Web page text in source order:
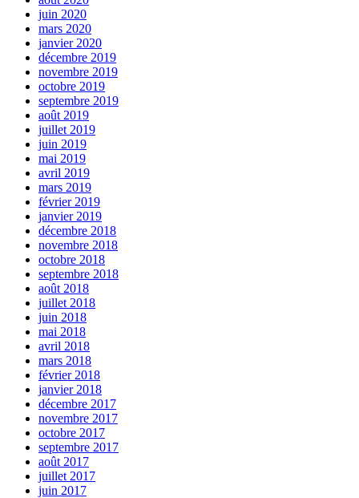
juin 2020
mars 2020
janvier 2020
décembre 2019
novembre 2019
octobre 2019
septembre 2019
août 2019
juillet 2019
juin 2019
mai 2019
avril 2019
mars 2019
février 2019
janvier 2019
décembre 2018
novembre 2018
octobre 2018
septembre 2018
août 2018
juillet 2018
juin 2018
mai 2018
avril 2018
mars 2018
février 2018
janvier 2018
décembre 2017
novembre 2017
octobre 2017
septembre 2017
août 2017
juillet 2017
juin 2017